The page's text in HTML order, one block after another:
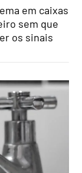
em caixas
sem que
os sinais